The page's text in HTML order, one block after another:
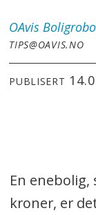
OAvis
TIPS@OAVIS.NO
PUBLISERT
En
kroner, er